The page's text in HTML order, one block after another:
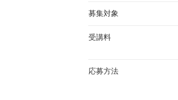
募集対象
受講料
応募方法